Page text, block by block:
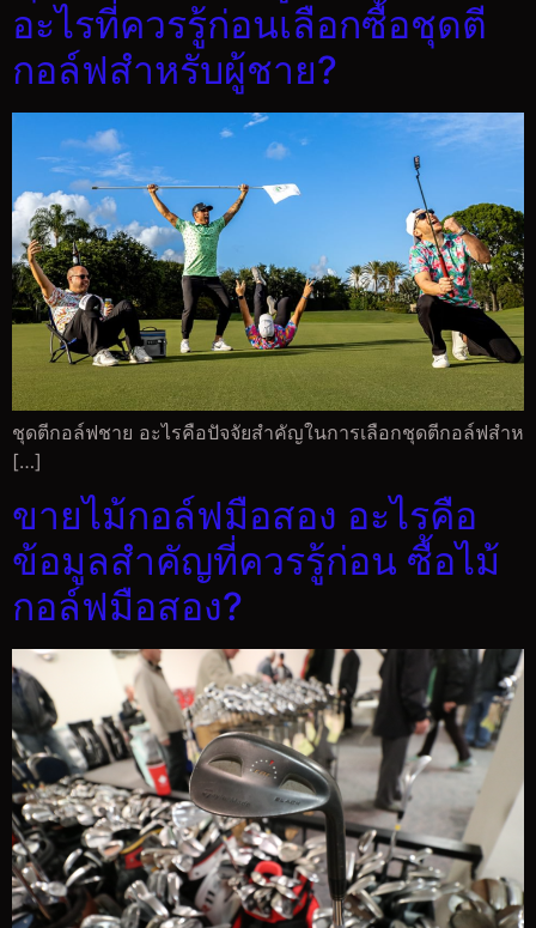
อะไรที่ควรรู้ก่อนเลือกซื้อชุดตี
กอล์ฟสำหรับผู้ชาย?
ชุดตีกอล์ฟชาย อะไรคือปัจจัยสำคัญในการเลือกชุดตีกอล์ฟสำห
[…]
ขายไม้กอล์ฟมือสอง อะไรคือ
ข้อมูลสำคัญที่ควรรู้ก่อน ซื้อไม้
กอล์ฟมือสอง?